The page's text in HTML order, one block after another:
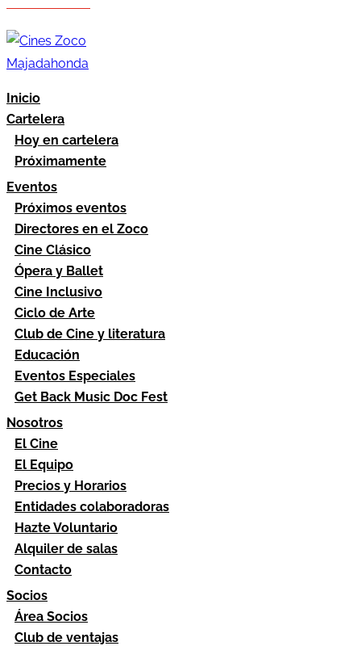
Inicio
Cartelera
Hoy en cartelera
Próximamente
Eventos
Próximos eventos
Directores en el Zoco
Cine Clásico
Ópera y Ballet
Cine Inclusivo
Ciclo de Arte
Club de Cine y literatura
Educación
Eventos Especiales
Get Back Music Doc Fest
Nosotros
El Cine
El Equipo
Precios y Horarios
Entidades colaboradoras
Hazte Voluntario
Alquiler de salas
Contacto
Socios
Área Socios
Club de ventajas